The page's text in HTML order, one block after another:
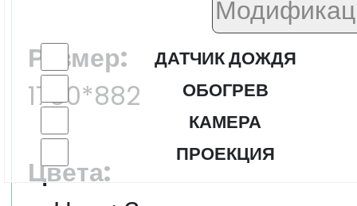
ДАТЧИК ДОЖДЯ
ОБОГРЕВ
КАМЕРА
ПРОЕКЦИЯ
Размер:
1780*882
Цвета: